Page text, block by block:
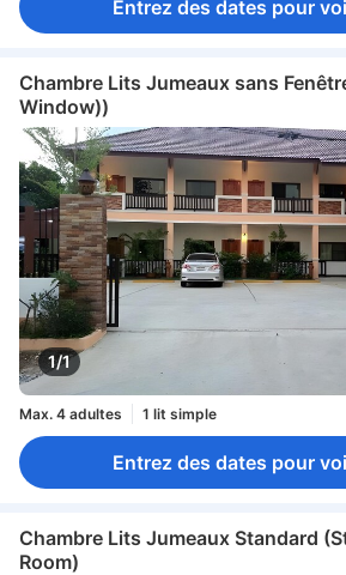
Entrez des dates pour
Chambre Lits Jumeaux sans
Window))
1/1
Max. 4 adultes 1 lit simple
Entrez des dates pour
Chambre Lits Jumeaux Standard
Room)